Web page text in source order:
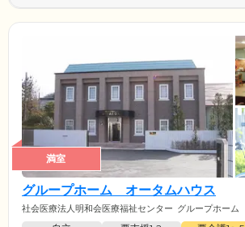
満室
グループホーム オータムハウス
社会医療法人明和会医療福祉センター グループホーム